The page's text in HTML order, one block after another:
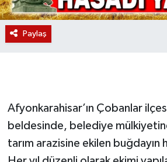
Paylaş
Afyonkarahisar’ın Çobanlar
beldesinde, belediye
tarım arazisine ekilen buğdayın